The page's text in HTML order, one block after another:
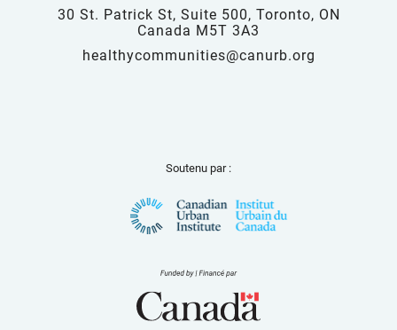
30 St. Patrick St, Suite 500, Toronto, ON
Canada M5T 3A3
healthycommunities@canurb.org
Soutenu par :